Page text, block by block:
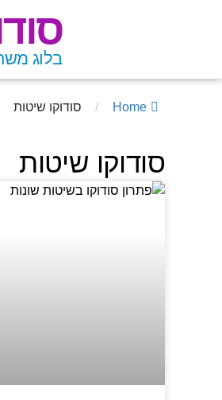
בלוג
Home
/ סודוקו שיטות
סודוקו שיטות